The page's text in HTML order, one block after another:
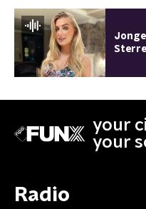
your
your
Radio